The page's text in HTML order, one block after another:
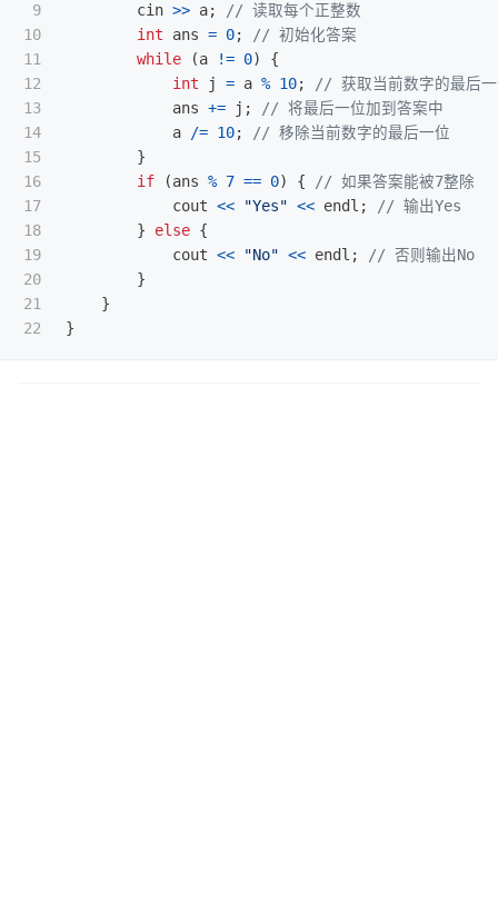
9
10
11
12
13
14
15
16
17
18
19
20
21
cin >> a;
// 读取每个正整数
int
ans = 0;
// 初始化答案
while
(a != 0)
{
int
j = a % 10;
// 获取当前数字的最后
ans += j ;
// 将最后一位加到答案中
a
/= 10;
// 移除当前数字的最后一位
}
if
(ans % 7 == 0) {
// 如果答案能被7整除
cout << "Yes" << endl ;
// 输出Yes
}
else {
cout << "No" << endl ;
// 否则输出No
}
}
}